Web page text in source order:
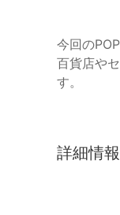
今回の
百貨店や
す。
詳細情報